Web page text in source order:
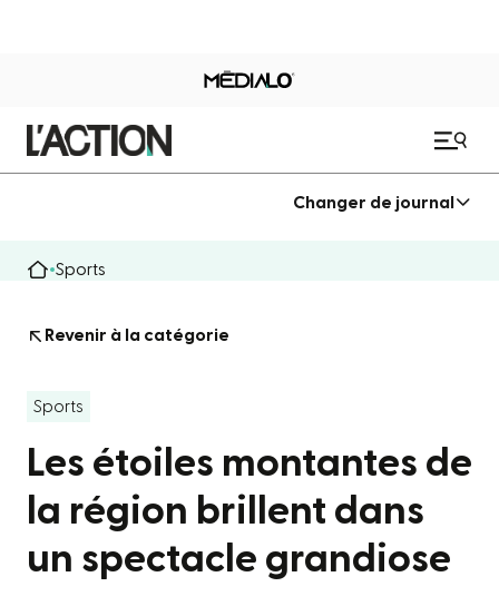
Changer de journal
Sports
Revenir à la catégorie
Sports
Les étoiles montantes de
la région brillent dans
un spectacle grandiose